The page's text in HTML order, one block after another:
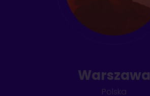
Warszawa
Polska